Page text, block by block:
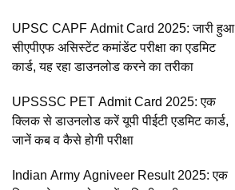
UPSC CAPF Admit Card 2025: जारी हुआ
सीएपीएफ असिस्टेंट कमांडेंट परीक्षा का एडमिट
कार्ड, यह रहा डाउनलोड करने का तरीका
UPSSSC PET Admit Card 2025: एक
क्लिक से डाउनलोड करें यूपी पीईटी एडमिट कार्ड,
जानें कब व कैसे होगी परीक्षा
Indian Army Agniveer Result 2025: एक